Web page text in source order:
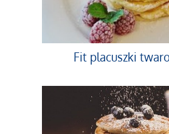
Fit placuszki